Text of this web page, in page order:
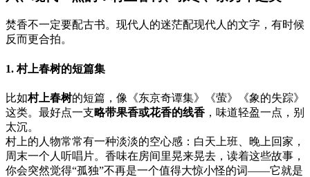
焚香不一定要配古书。现代人的迷茫配现代人的文字，有时候
反而更合拍。
1. 村上春树的短篇集
比如村上春树的短篇，像《东京奇谭集》《萤》《象的失踪》
这类。最好点一支略带果香或花香的线香 ，味道轻盈一点，别
太沉。
村上的人物常常有一种淡淡的空心感：白天上班、晚上回家，
周末一个人听唱片。香味在房间里晃来晃去，读着这些故事，
你会突然觉得“孤独”不再是一个值得大惊小怪的词——它就是